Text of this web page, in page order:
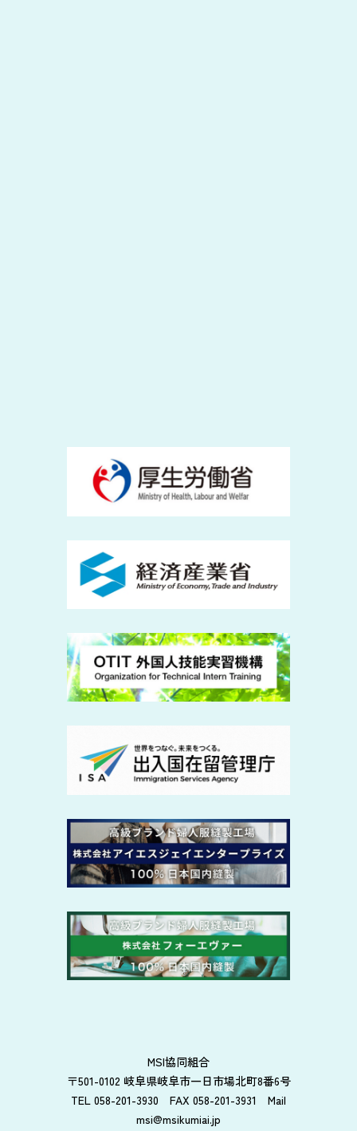
MSI協同組合
〒501-0102 岐阜県岐阜市一日市場北町8番6号
TEL 058-201-3930 FAX 058-201-3931 Mail
msi@msikumiai.jp